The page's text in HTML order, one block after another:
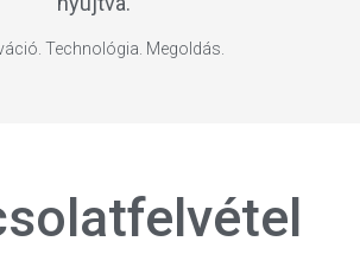
Technológia. Megoldás.